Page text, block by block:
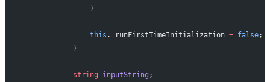
                }
                this
._runFirstTimeInitialization = false;
            }
            string
inputString ;